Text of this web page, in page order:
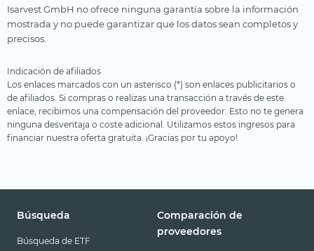
Isarvest GmbH no ofrece ninguna garantía sobre la información
mostrada y no puede garantizar que los datos sean completos y
precisos.
Indicación de afiliados
Los enlaces marcados con un asterisco (*) son enlaces publicitarios o
de afiliados. Si compras o realizas una transacción a través de este
enlace, recibimos una compensación del proveedor. Esto no te genera
ninguna desventaja o coste adicional. Utilizamos estos ingresos para
financiar nuestra oferta gratuita. ¡Gracias por tu apoyo!
Búsqueda
Búsqueda de ETF
Comparación de
proveedores